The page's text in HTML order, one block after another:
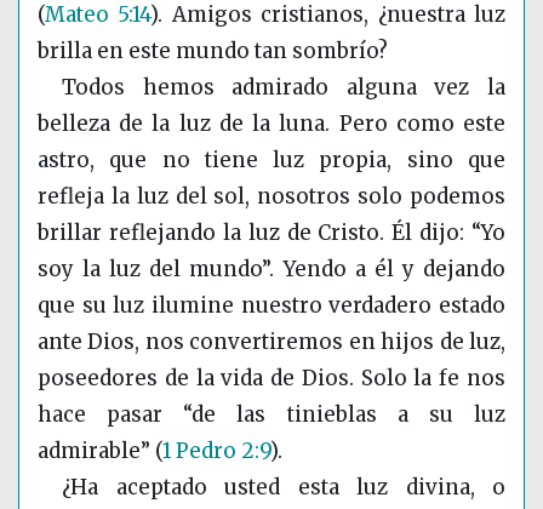
(Mateo 5:14). Amigos cristianos, ¿nuestra luz
brilla en este mundo tan sombrío?
Todos hemos admirado alguna vez la
belleza de la luz de la luna. Pero como este
astro, que no tiene luz propia, sino que
refleja la luz del sol, nosotros solo podemos
brillar reflejando la luz de Cristo. Él dijo: “Yo
soy la luz del mundo”. Yendo a él y dejando
que su luz ilumine nuestro verdadero estado
ante Dios, nos convertiremos en hijos de luz,
poseedores de la vida de Dios. Solo la fe nos
hace pasar “de las tinieblas a su luz
admirable” (1 Pedro 2:9).
¿Ha aceptado usted esta luz divina, o